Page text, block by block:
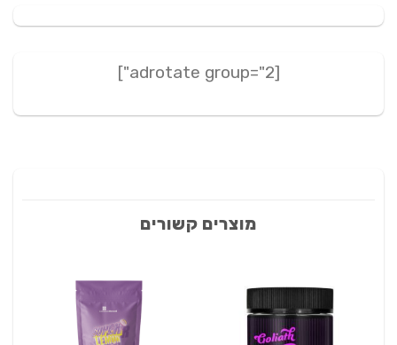
מוצרים קשורים